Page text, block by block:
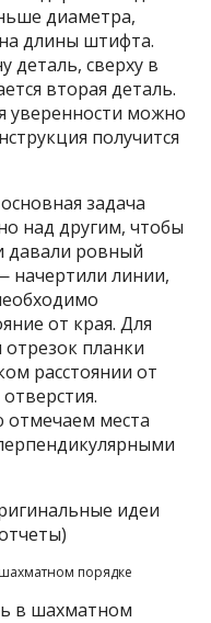
диаметра,
длины штифта.
деталь, сверху в
вторая деталь.
уверенности можно
получится
задача
над другим, чтобы
давали ровный
начертили линии,
от края. Для
планки
расстоянии от
места
порядке
в шахматном